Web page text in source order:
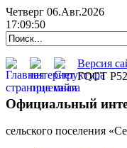
Четверг 06.Авг.2026
17:09:51
Версия
ГОСТ
Официальный
cельского поселения